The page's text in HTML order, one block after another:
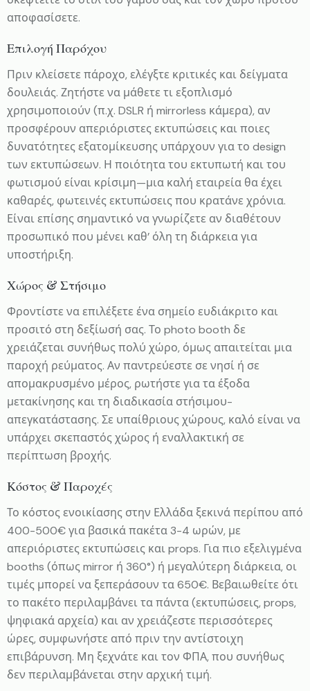
αποφασίσετε.
Επιλογή Παρόχου
Πριν κλείσετε πάροχο, ελέγξτε κριτικές και δείγματα
δουλειάς. Ζητήστε να μάθετε τι εξοπλισμό
χρησιμοποιούν (π.χ. DSLR ή mirrorless κάμερα), αν
προσφέρουν απεριόριστες εκτυπώσεις και ποιες
δυνατότητες εξατομίκευσης υπάρχουν για το design
των εκτυπώσεων. Η ποιότητα του εκτυπωτή και του
φωτισμού είναι κρίσιμη—μια καλή εταιρεία θα έχει
καθαρές, φωτεινές εκτυπώσεις που κρατάνε χρόνια.
Είναι επίσης σημαντικό να γνωρίζετε αν διαθέτουν
προσωπικό που μένει καθ’ όλη τη διάρκεια για
υποστήριξη.
Χώρος & Στήσιμο
Φροντίστε να επιλέξετε ένα σημείο ευδιάκριτο και
προσιτό στη δεξίωσή σας. Το photo booth δε
χρειάζεται συνήθως πολύ χώρο, όμως απαιτείται μια
παροχή ρεύματος. Αν παντρεύεστε σε νησί ή σε
απομακρυσμένο μέρος, ρωτήστε για τα έξοδα
μετακίνησης και τη διαδικασία στήσιμου-
απεγκατάστασης. Σε υπαίθριους χώρους, καλό είναι να
υπάρχει σκεπαστός χώρος ή εναλλακτική σε
περίπτωση βροχής.
Κόστος & Παροχές
Το κόστος ενοικίασης στην Ελλάδα ξεκινά περίπου από
400-500€ για βασικά πακέτα 3-4 ωρών, με
απεριόριστες εκτυπώσεις και props. Για πιο εξελιγμένα
booths (όπως mirror ή 360°) ή μεγαλύτερη διάρκεια, οι
τιμές μπορεί να ξεπεράσουν τα 650€. Βεβαιωθείτε ότι
το πακέτο περιλαμβάνει τα πάντα (εκτυπώσεις, props,
ψηφιακά αρχεία) και αν χρειάζεστε περισσότερες
ώρες, συμφωνήστε από πριν την αντίστοιχη
επιβάρυνση. Μη ξεχνάτε και τον ΦΠΑ, που συνήθως
δεν περιλαμβάνεται στην αρχική τιμή.